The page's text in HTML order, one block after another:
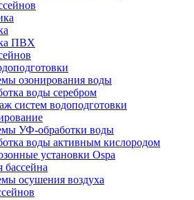
ПВХ
озонирования воды
воды серебром
систем водоподготовки
УФ-обработки воды
воды активным кислородом
установки Ospa
бассейна
осушения воздуха